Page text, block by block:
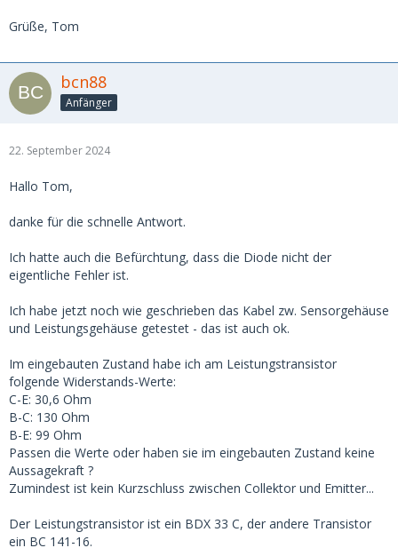
Grüße, Tom
bcn88
Anfänger
22. September 2024
Hallo Tom,
danke für die schnelle Antwort.
Ich hatte auch die Befürchtung, dass die Diode nicht der
eigentliche Fehler ist.
Ich habe jetzt noch wie geschrieben das Kabel zw. Sensorgehäuse
und Leistungsgehäuse getestet - das ist auch ok.
Im eingebauten Zustand habe ich am Leistungstransistor
folgende Widerstands-Werte:
C-E: 30,6 Ohm
B-C: 130 Ohm
B-E: 99 Ohm
Passen die Werte oder haben sie im eingebauten Zustand keine
Aussagekraft ?
Zumindest ist kein Kurzschluss zwischen Collektor und Emitter...
Der Leistungstransistor ist ein BDX 33 C, der andere Transistor
ein BC 141-16.